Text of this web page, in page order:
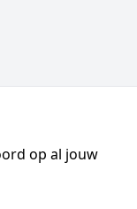
op al jouw